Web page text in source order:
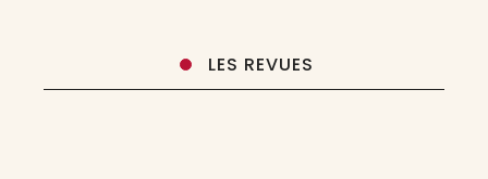
LES REVUES